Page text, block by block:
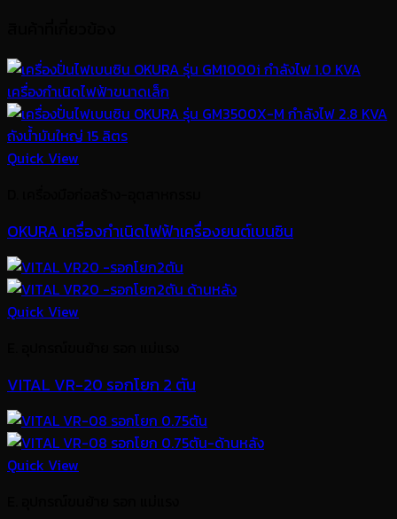
Quick View
OKURA เครื่องกำเนิดไฟฟ้าเครื่องยนต์เบนซิน
Quick View
VITAL VR-20 รอกโยก 2 ตัน
Quick View